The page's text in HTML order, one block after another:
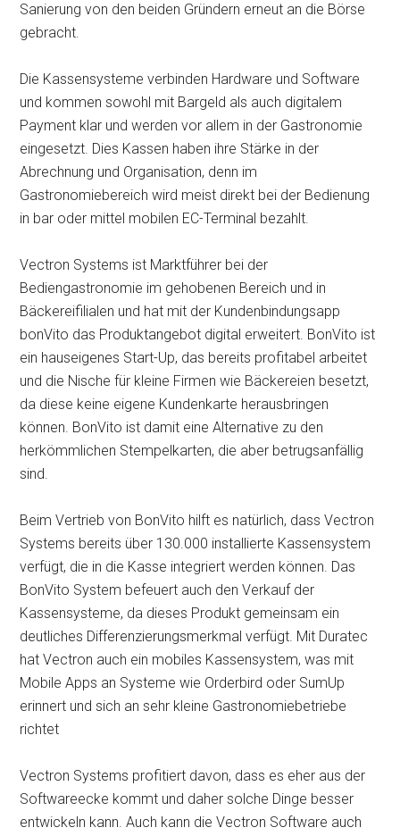
Sanierung von den beiden Gründern erneut an die Börse
gebracht.
Die Kassensysteme verbinden Hardware und Software
und kommen sowohl mit Bargeld als auch digitalem
Payment klar und werden vor allem in der Gastronomie
eingesetzt. Dies Kassen haben ihre Stärke in der
Abrechnung und Organisation, denn im
Gastronomiebereich wird meist direkt bei der Bedienung
in bar oder mittel mobilen EC-Terminal bezahlt.
Vectron Systems ist Marktführer bei der
Bediengastronomie im gehobenen Bereich und in
Bäckereifilialen und hat mit der Kundenbindungsapp
bonVito das Produktangebot digital erweitert. BonVito ist
ein hauseigenes Start-Up, das bereits profitabel arbeitet
und die Nische für kleine Firmen wie Bäckereien besetzt,
da diese keine eigene Kundenkarte herausbringen
können. BonVito ist damit eine Alternative zu den
herkömmlichen Stempelkarten, die aber betrugsanfällig
sind.
Beim Vertrieb von BonVito hilft es natürlich, dass Vectron
Systems bereits über 130.000 installierte Kassensystem
verfügt, die in die Kasse integriert werden können. Das
BonVito System befeuert auch den Verkauf der
Kassensysteme, da dieses Produkt gemeinsam ein
deutliches Differenzierungsmerkmal verfügt. Mit Duratec
hat Vectron auch ein mobiles Kassensystem, was mit
Mobile Apps an Systeme wie Orderbird oder SumUp
erinnert und sich an sehr kleine Gastronomiebetriebe
richtet
Vectron Systems profitiert davon, dass es eher aus der
Softwareecke kommt und daher solche Dinge besser
entwickeln kann. Auch kann die Vectron Software auch